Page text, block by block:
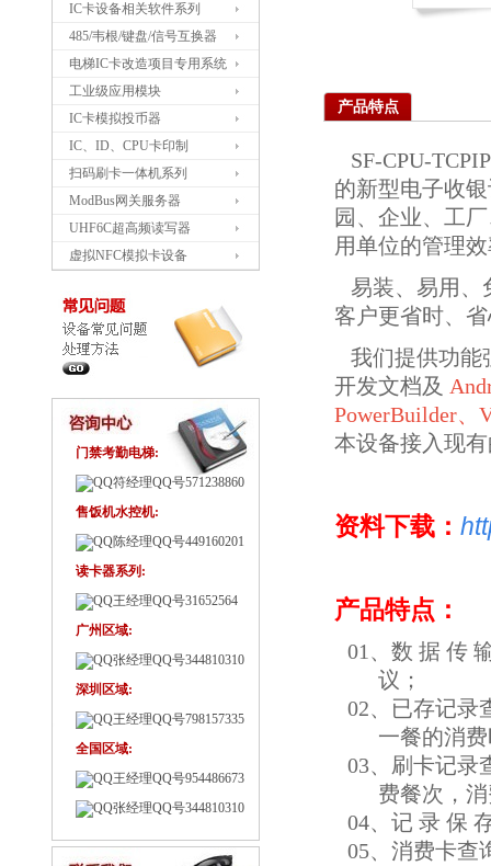
IC卡设备相关软件系列
485/韦根/键盘/信号互换器
电梯IC卡改造项目专用系统
工业级应用模块
IC卡模拟投币器
IC、ID、CPU卡印制
扫码刷卡一体机系列
ModBus网关服务器
UHF6C超高频读写器
虚拟NFC模拟卡设备
门禁考勤电梯:
符经理QQ号571238860
售饭机水控机:
陈经理QQ号449160201
读卡器系列:
王经理QQ号31652564
广州区域:
张经理QQ号344810310
深圳区域:
王经理QQ号798157335
全国区域:
王经理QQ号954486673
张经理QQ号344810310
产品特点
SF-CPU-
的新型电子收
园、企业、工
用单位的管理
易装、易用、
客户更省时、
我们提供功能
开发文档及
PowerBuilder、
本设备接入现
资料下载：
产品特点：
01、数 据 传
议；
02、已存记录
一餐的消
03、刷卡记录
费餐次，
04、记 录 保
05、消费卡查